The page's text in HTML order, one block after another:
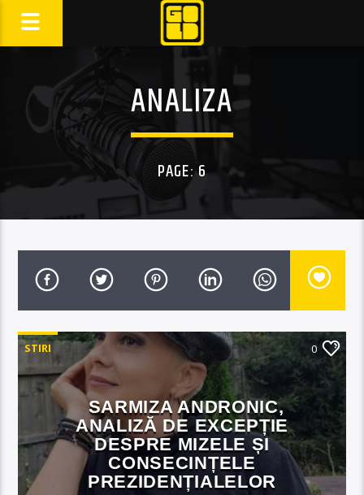
ANALIZA
PAGE: 6
STIRI 0
SARMIZA ANDRONIC,
ANALIZĂ DE EXCEPȚIE
DESPRE MIZELE ȘI
CONSECINȚELE
PREZIDENȚIALELOR